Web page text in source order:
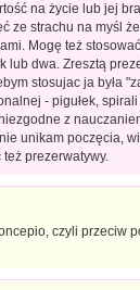
na życie lub jej
ze strachu na myśl
Mogę też
lub dwa. Zresztą
stosujac ja była
- pigułek, spirali
z
unikam poczęcia,
prezerwatywy.
czyli przeciw